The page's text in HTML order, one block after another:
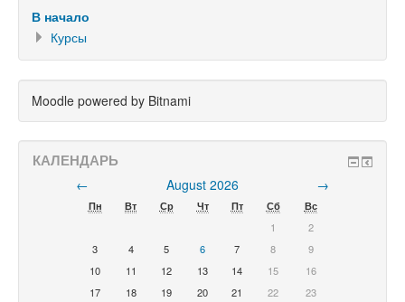
В начало
Курсы
Moodle powered by Bitnami
КАЛЕНДАРЬ
← August 2026 →
Пн Вт Ср Чт Пт Сб
Вс
1
2
3
4 5 6 7 8
9
10
11 12 13 14 15
16
17
18 19 20 21 22 23